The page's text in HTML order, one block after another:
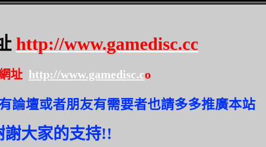
http://www.gamedisc.cc
址 http://www.gamedisc.co
論壇或者朋友有需要者也請多多推廣本站
謝大家的支持!!